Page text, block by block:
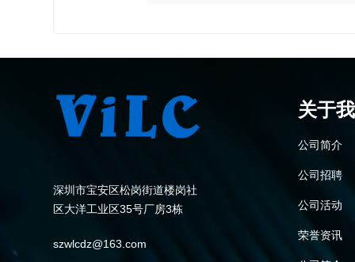
深圳市宝安区松岗街道楼岗社
区大洋工业区35号厂房3栋
szwlcdz@163.com
关于
公司简介
公司招聘
公司活动
荣誉资讯